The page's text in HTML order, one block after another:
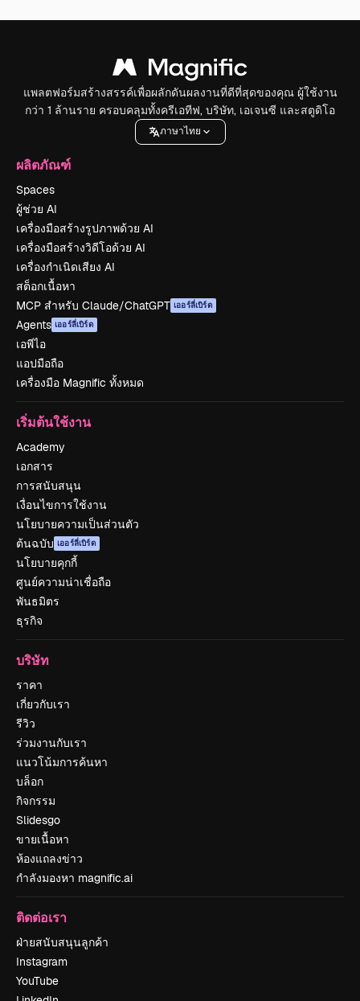
แพลตฟอร์มสร้างสรรค์เพื่อผลักดันผลงานที่ดีที่สุดของคุณ ผู้ใช้งาน
กว่า 1 ล้านราย ครอบคลุมทั้งครีเอทีฟ, บริษัท, เอเจนซี และสตูดิโอ
ภาษาไทย
ผลิตภัณฑ์
Spaces
ผู้ช่วย AI
เครื่องมือสร้างรูปภาพด้วย AI
เครื่องมือสร้างวิดีโอด้วย AI
เครื่องกำเนิดเสียง AI
สต็อกเนื้อหา
MCP สำหรับ Claude/ChatGPT เออร์ลี่เบิร์ด
Agents เออร์ลี่เบิร์ด
เอพีไอ
แอปมือถือ
เครื่องมือ Magnific ทั้งหมด
เริ่มต้นใช้งาน
Academy
เอกสาร
การสนับสนุน
เงื่อนไขการใช้งาน
นโยบายความเป็นส่วนตัว
ต้นฉบับ เออร์ลี่เบิร์ด
นโยบายคุกกี้
ศูนย์ความน่าเชื่อถือ
พันธมิตร
ธุรกิจ
บริษัท
ราคา
เกี่ยวกับเรา
รีวิว
ร่วมงานกับเรา
แนวโน้มการค้นหา
บล็อก
กิจกรรม
Slidesgo
ขายเนื้อหา
ห้องแถลงข่าว
กำลังมองหา magnific.ai
ติดต่อเรา
ฝ่ายสนับสนุนลูกค้า
Instagram
YouTube